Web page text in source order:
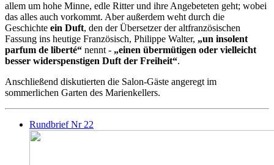
allem um hohe Minne, edle Ritter und ihre Angebeteten geht; wobei
das alles auch vorkommt. Aber außerdem weht durch die
Geschichte ein Duft, den der Übersetzer der altfranzösischen
Fassung ins heutige Französisch, Philippe Walter, „un insolent
parfum de liberté“ nennt - „einen übermütigen oder vielleicht
besser widerspenstigen Duft der Freiheit“.
Anschließend diskutierten die Salon-Gäste angeregt im
sommerlichen Garten des Marienkellers.
Rundbrief Nr 22